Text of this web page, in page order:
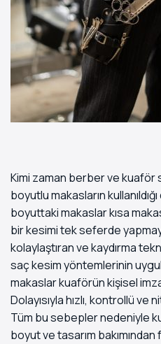
Kimi zaman berber ve kuaför
boyutlu makasların
boyuttaki makaslar kısa
bir kesimi tek seferde
kolaylaştıran ve kaydırma
saç kesim yöntemlerinin
makaslar kuaförün kişisel
Dolayısıyla hızlı, kontrollü
Tüm bu sebepler nedeniyle
boyut ve tasarım